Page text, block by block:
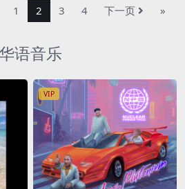
1 2 3 4 下一页 »
语音乐
VIP